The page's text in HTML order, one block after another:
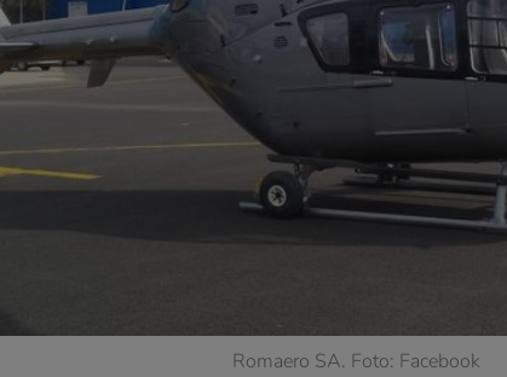
Romaero SA. Foto: Facebook